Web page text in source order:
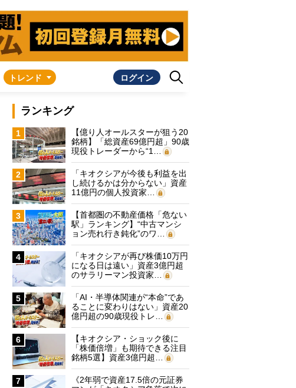
トレンド ログイン
ランキング
1
【億り人オールスターが狙う20
銘柄】「総資産69億円超」90歳
現役トレーダーから“1…
2
「キオクシアが今後も利益を出
し続けるかは分からない」資産
11億円の個人投資家…
3
【首都圏の不動産価格「危ない
駅」ランキング】“中古マンシ
ョン売れ行き鈍化”のワ…
4
「キオクシアが再び株価10万円
になる日は遠い」資産3億円超
のサラリーマン投資家…
5
「AI・半導体関連が“本命”であ
ることに変わりはない」資産20
億円超の90歳現役トレ…
6
【キオクシア・ショック後に
「株価倍増」も期待できる注目
銘柄5選】資産3億円超…
7
《2年弱で資産17.5倍の元証券